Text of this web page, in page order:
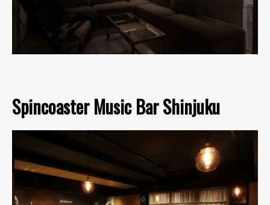
Spincoaster Music Bar Shinjuku